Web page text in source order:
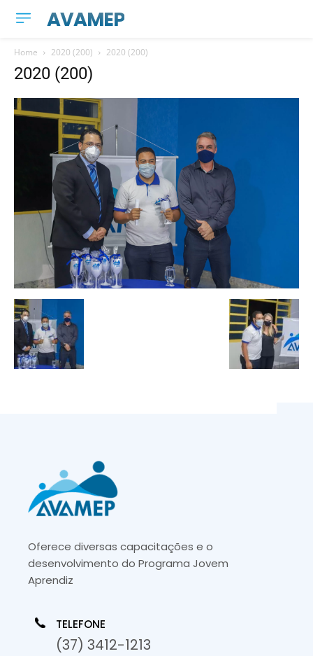
AVAMEP
Home 2020 (200) 2020 (200)
2020 (200)
Oferece diversas capacitações e o
desenvolvimento do Programa Jovem
Aprendiz
TELEFONE
(37) 3412-1213